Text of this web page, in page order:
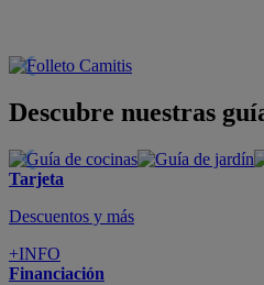
Descubre nuestras
Tarjeta
Descuentos y más
+INFO
Financiación